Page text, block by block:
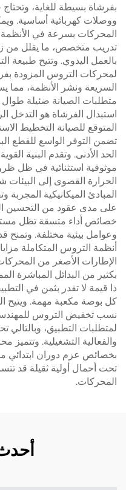
بفرشاة بسيطة للغاية،
ووصلات كهربائية أساسية.
المحركات بسرعة في الأنظمة
تدريب متخصص، ما يقلل من
لمحركات التروس المزودة
السريعة ونشر الأنظمة، مما
متطلبات الصيانة ضئيلة طوال
استبدال الفرشاة هو التدخل
المتوقع للصيانة التخطيط
تضمن التوفر الواسع للقطع
الحد الأدنى. وتقدم البنية
موثوقية استثنائية في ظل
الحرارة القصوى إلى البيئات
المبادئ الميكانيكية المجربة
على مدى عقود من التحسين
خصائص أداء متسقة تظل
وعوامل بيئية مختلفة.
أنظمة التروس المتكاملة
الإطارات الأصغر من
بكثير من البدائل المباشرة
ذا قيمة لا تقدر بثمن في
كل بوصة مكعبة مهمة. ويتيح
نسب تخفيض التروس
لمتطلبات التطبيق، وبالتالي
والفعالية التشغيلية.
بخصائص عزم دوران ابتدائي
تحت أحمال أولية ثقيلة قد
المحركات.